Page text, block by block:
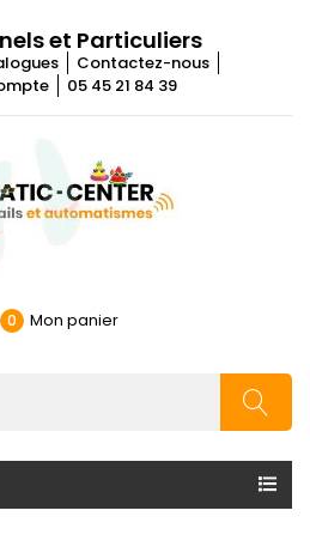
et Particuliers
Contactez-nous
05 45 21 84 39
0 Mon panier